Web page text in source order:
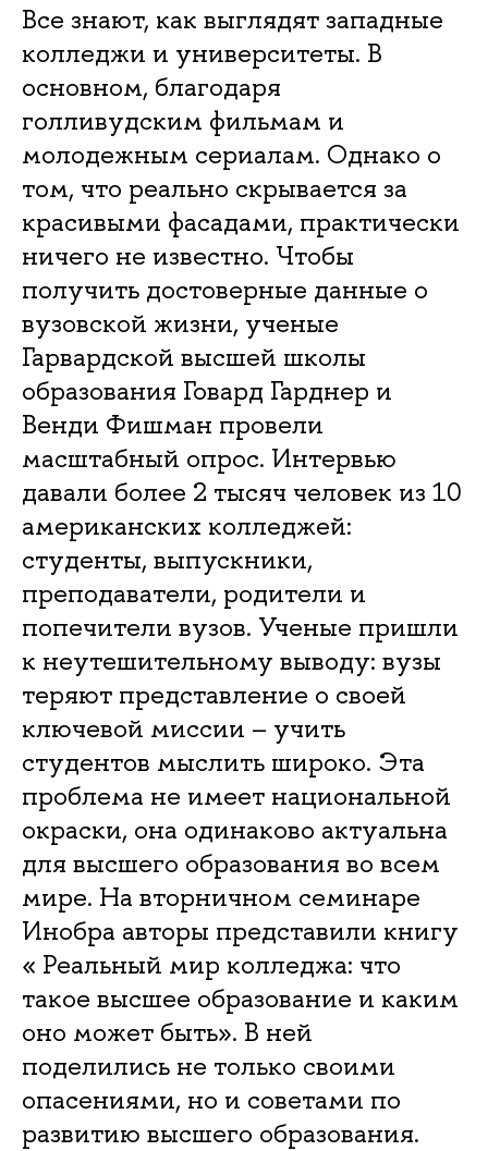
Все знают, как выглядят западные
колледжи и университеты. В
основном, благодаря
голливудским фильмам и
молодежным сериалам. Однако о
том, что реально скрывается за
красивыми фасадами, практически
ничего не известно. Чтобы
получить достоверные данные о
вузовской жизни, ученые
Гарвардской высшей школы
образования Говард Гарднер и
Венди Фишман провели
масштабный опрос. Интервью
давали более 2 тысяч человек из 10
американских колледжей:
студенты, выпускники,
преподаватели, родители и
попечители вузов. Ученые пришли
к неутешительному выводу: вузы
теряют представление о своей
ключевой миссии – учить
студентов мыслить широко. Эта
проблема не имеет национальной
окраски, она одинаково актуальна
для высшего образования во всем
мире. На вторничном семинаре
Инобра авторы представили книгу
« Реальный мир колледжа: что
такое высшее образование и каким
оно может быть». В ней
поделились не только своими
опасениями, но и советами по
развитию высшего образования.